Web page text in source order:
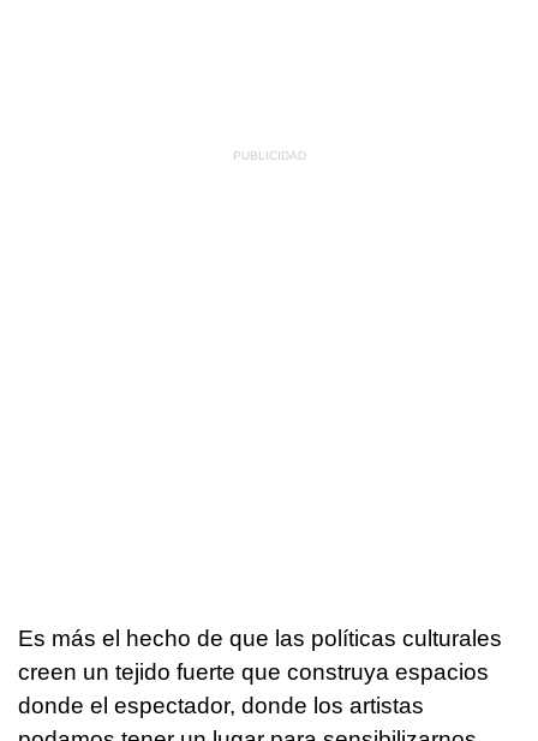
Es más el hecho de que las políticas culturales
creen un tejido fuerte que construya espacios
donde el espectador, donde los artistas